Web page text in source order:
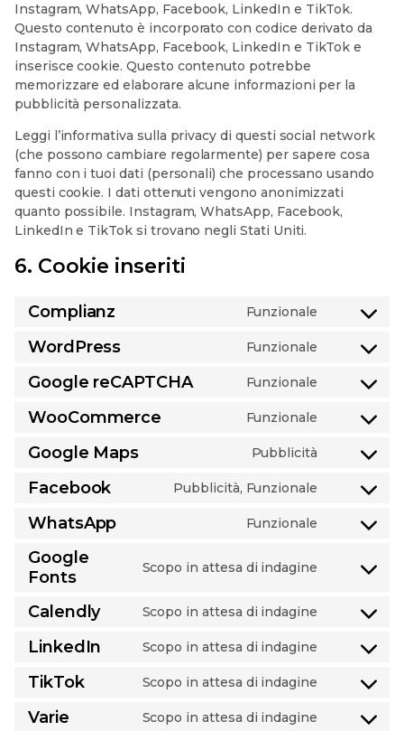
Instagram, WhatsApp, Facebook, LinkedIn e TikTok.
Questo contenuto è incorporato con codice derivato da
Instagram, WhatsApp, Facebook, LinkedIn e TikTok e
inserisce cookie. Questo contenuto potrebbe
memorizzare ed elaborare alcune informazioni per la
pubblicità personalizzata.
Leggi l’informativa sulla privacy di questi social network
(che possono cambiare regolarmente) per sapere cosa
fanno con i tuoi dati (personali) che processano usando
questi cookie. I dati ottenuti vengono anonimizzati
quanto possibile. Instagram, WhatsApp, Facebook,
LinkedIn e TikTok si trovano negli Stati Uniti.
6. Cookie inseriti
Complianz Funzionale
Consent
service
complianz
WordPress Funzionale
Consent
service
wordpress
Google reCAPTCHA Funzionale
Consent
service
google-
WooCommerce Funzionale
Consent
service
Google Maps Pubblicità
Consent
service
google-
Facebook Pubblicità, Funzionale
Consent
service
WhatsApp Funzionale
Consent
service
Google
Fonts
Scopo in attesa di indagine
Consent
service
fonts
Calendly Scopo in attesa di indagine
Consent
service
calendly
LinkedIn Scopo in attesa di indagine
Consent
service
linkedin
TikTok Scopo in attesa di indagine
Consent
Varie Scopo in attesa di indagine
Consent